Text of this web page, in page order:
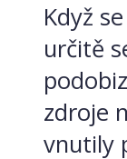
Když
určitě
zdroje
vnutily